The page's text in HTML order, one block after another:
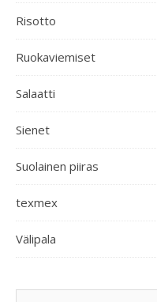
Risotto
Ruokaviemiset
Salaatti
Sienet
Suolainen piiras
texmex
Välipala